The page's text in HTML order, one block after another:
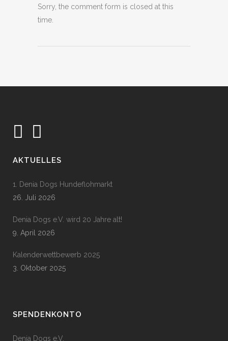
Sorry, the comment form is closed at this
time.
AKTUELLES
1. Denia Dogs Hundeflohmarkt
26. Juli 2026
Denia Dogs e.V. wird 20 Jahre alt!
9. April 2026
Kalenderwettbewerb 2025
3. Oktober 2025
SPENDENKONTO
Denia Dogs e.V.